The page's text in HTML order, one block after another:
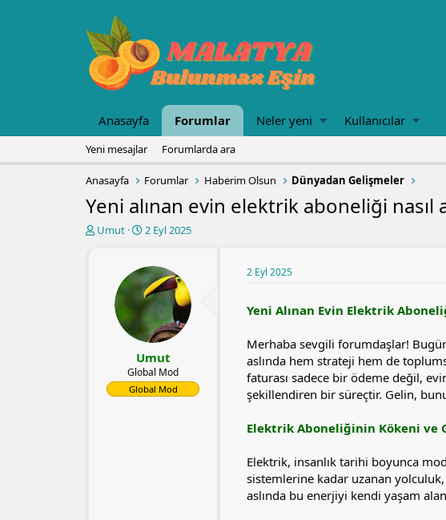
Anasayfa Forumlar Neler yeni Kullanıcılar
Yeni mesajlar Forumlarda ara
Anasayfa Forumlar Haberim Olsun Dünyadan Gelişmeler
Yeni alınan evin elektrik aboneliği nasıl
K
Umut
B
l
a
n
g
ç
t
a
r
2 Eyl 2025
Umut
Global Mod
Global Mod
2 Eyl 2025
Yeni Alınan Evin Elektrik
Merhaba sevgili forumdaşlar!
aslında hem strateji hem de
faturası sadece bir ödeme değil,
şekillendiren bir süreçtir. Gelin,
Elektrik Aboneliğinin Kökeni ve
Elektrik, insanlık tarihi boyunca
sistemlerine kadar uzanan
aslında bu enerjiyi kendi yaşam